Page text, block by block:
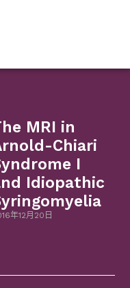
MRI in
Chiari
I
Idiopathic
年12月20日